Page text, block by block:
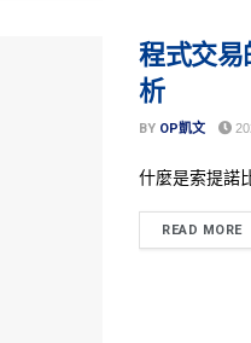
程式交
析
BY OP凱文
什麼是索提諾
READ MORE